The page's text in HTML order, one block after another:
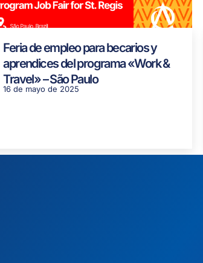
Feria de empleo para becarios y
aprendices del programa «Work &
Travel» – São Paulo
16 de mayo de 2025